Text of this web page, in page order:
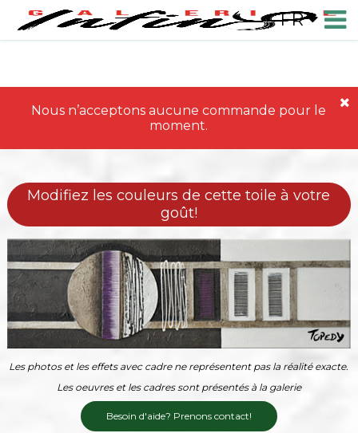
FR
Nous n’acceptons aucune commande pour le
moment.
Modifiez les couleurs de cette toile à votre
goût!
Les photos et les effets avec cadre ne représentent pas la réalité exacte.
Les oeuvres et les cadres sont présentés à la galerie
Besoin d'aide? Prenons contact!